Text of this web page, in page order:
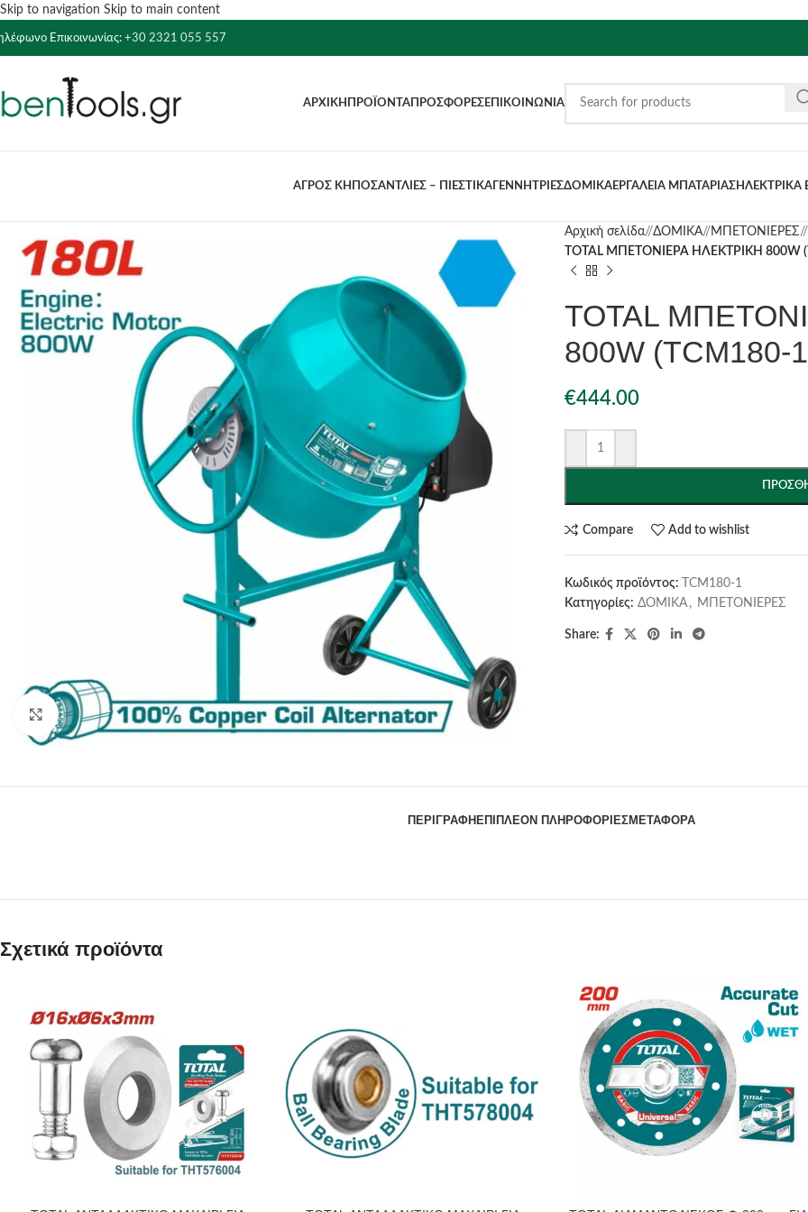
Skip to navigation Skip to main content
Επικοινωνίας: +30 2321 055 557
ΑΡΧΙΚΉ ΠΡΟΪΌΝΤΑ ΠΡΟΣΦΟΡΈΣΕΠΙΚΟΙΝΩΝΊΑ
ΑΓΡΟΣ ΚΗΠΟΣΑΝΤΛΙΕΣ – ΠΙΕΣΤΙΚΑ ΓΕΝΝΗΤΡΙΕΣΔΟΜΙΚΑΕΡΓΑΛΕΙΑ ΜΠΑΤΑΡΙΑΣΗΛΕΚΤΡΙΚΑ
Click to enlarge
Αρχική σελίδα/ ΔΟΜΙΚΑ/ ΜΠΕΤΟΝΙΕΡΕΣ/
TOTAL ΜΠΕΤΟΝΙΕΡΑ ΗΛΕΚΤΡΙΚΗ 800W
TOTAL
800W (TCM180-
€444.00
Compare Add to wishlist
Κωδικός προϊόντος:
TCM180-1
Κατηγορίες: ΔΟΜΙΚΑ , ΜΠΕΤΟΝΙΕΡΕΣ
Share:
ΠΕΡΙΓΡΑΦΉ ΕΠΙΠΛΈΟΝ ΠΛΗΡΟΦΟΡΊΕΣΜΕΤΑΦΟΡΆ
Σχετικά προϊόντα